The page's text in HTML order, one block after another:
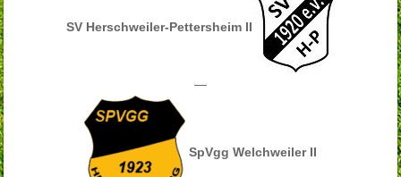
SV Herschweiler-Pettersheim II
—
SpVgg Welchweiler II